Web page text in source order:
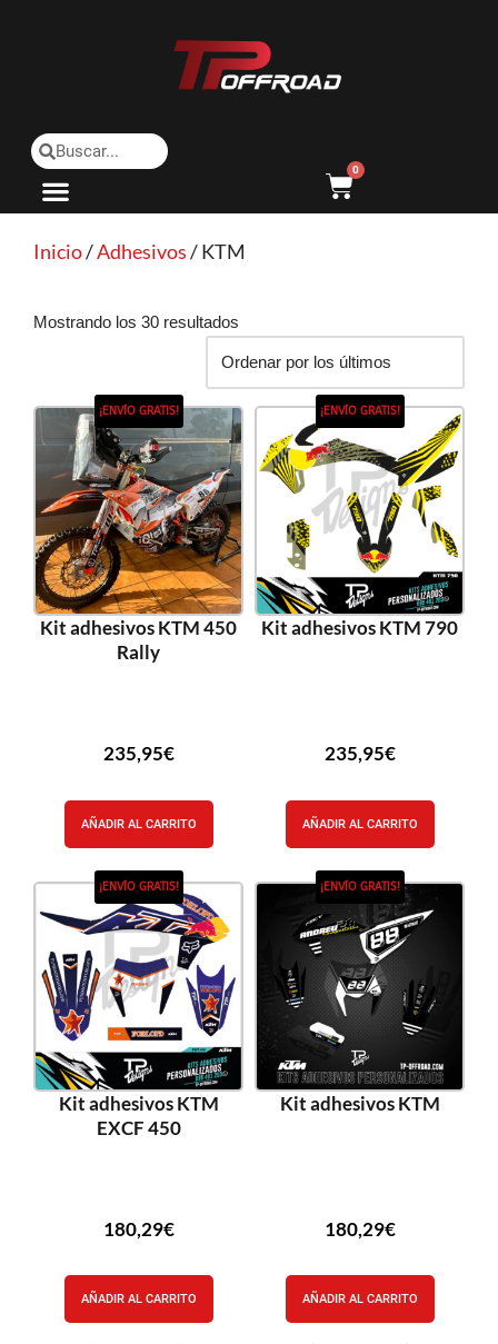
0
Inicio/Adhesivos/ KTM
Mostrando los 30 resultados
¡ENVÍO GRATIS!
Kit adhesivos KTM 450
Rally
235,95€
AÑADIR AL CARRITO
¡ENVÍO GRATIS!
Kit adhesivos KTM 790
235,95€
AÑADIR AL CARRITO
¡ENVÍO GRATIS!
Kit adhesivos KTM
EXCF 450
180,29€
AÑADIR AL CARRITO
¡ENVÍO GRATIS!
Kit adhesivos KTM
180,29€
AÑADIR AL CARRITO